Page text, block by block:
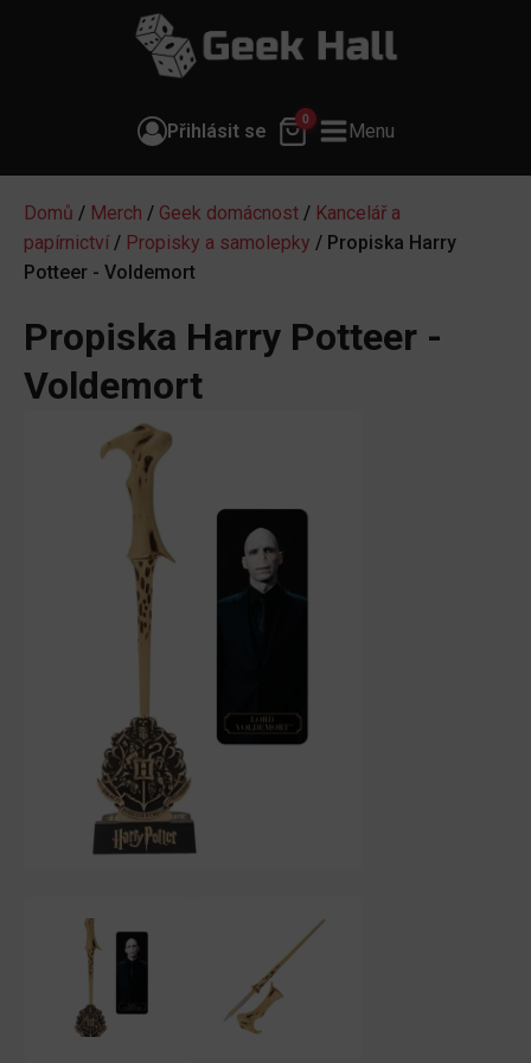
Přihlásit se
0
Menu
Domů / Merch / Geek domácnost / Kancelář a
papírnictví / Propisky a samolepky / Propiska Harry
Potteer - Voldemort
Propiska Harry Potteer -
Voldemort